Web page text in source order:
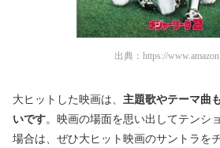
出典： https://
大ヒットした映画は、 主題歌やテーマ曲
いです。映画の場面を思い出してテンシ
場合は、ぜひ大ヒット映画のサントラを